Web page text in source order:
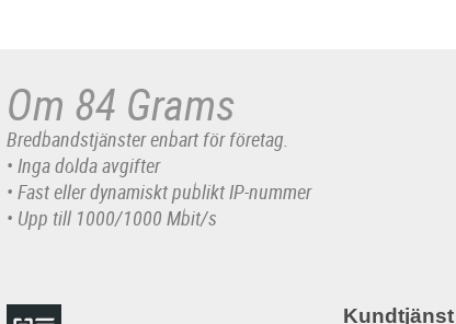
Om 84 Grams
Bredbandstjänster enbart för företag.
• Inga dolda avgifter
• Fast eller dynamiskt publikt IP-nummer
• Upp till 1000/1000 Mbit/s
Kundtjänst